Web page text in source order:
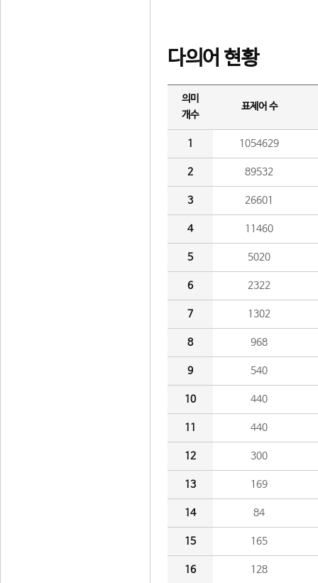
다의어 현황
의미
개수
표제어 수
1 1054629
2 89532
3 26601
4 11460
5 5020
6 2322
7 1302
8 968
9 540
10 440
11 440
12 300
13 169
14 84
15 165
16 128